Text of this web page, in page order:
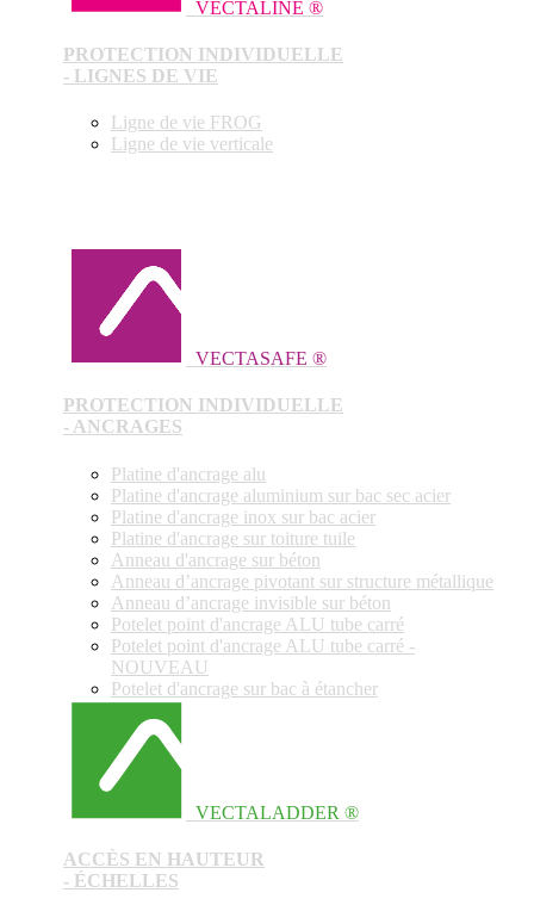
VECTALINE ®
PROTECTION INDIVIDUELLE
- LIGNES DE VIE
Ligne de vie FROG
Ligne de vie verticale
VECTASAFE ®
PROTECTION INDIVIDUELLE
- ANCRAGES
Platine d'ancrage alu
Platine d'ancrage aluminium sur bac sec acier
Platine d'ancrage inox sur bac acier
Platine d'ancrage sur toiture tuile
Anneau d'ancrage sur béton
Anneau d’ancrage pivotant sur structure métallique
Anneau d’ancrage invisible sur béton
Potelet point d'ancrage ALU tube carré
Potelet point d'ancrage ALU tube carré -
NOUVEAU
Potelet d'ancrage sur bac à étancher
VECTALADDER ®
ACCÈS EN HAUTEUR
- ÉCHELLES